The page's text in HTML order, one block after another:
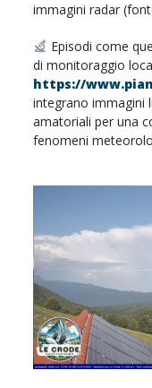
immagini radar
Episodi come
di monitoraggio
https://
integrano immagini
amatoriali per una
fenomeni